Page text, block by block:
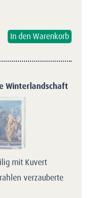
Winterlandschaft
mit Kuvert
verzauberte